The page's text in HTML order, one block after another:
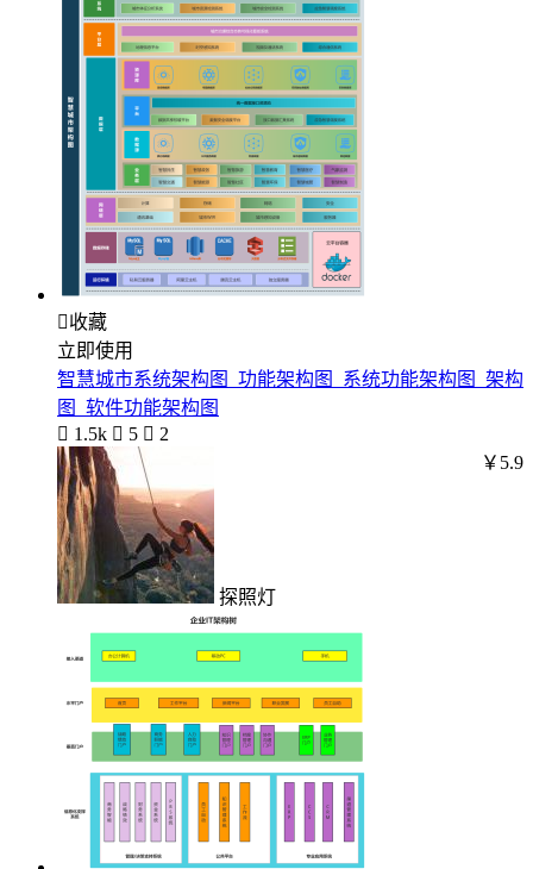
收藏
立即使用
智慧城市系统架构图_功能架构图_系统功能架构图_架构
图_软件功能架构图
 1.5k  5  2
探照灯
￥5.9